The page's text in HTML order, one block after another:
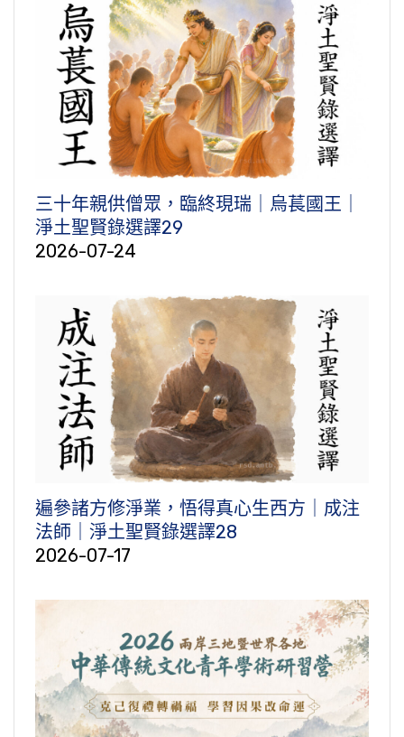
三十年親供僧眾，臨終現瑞｜烏萇國王｜
淨土聖賢錄選譯29
2026-07-24
遍參諸方修淨業，悟得真心生西方｜成注
法師｜淨土聖賢錄選譯28
2026-07-17